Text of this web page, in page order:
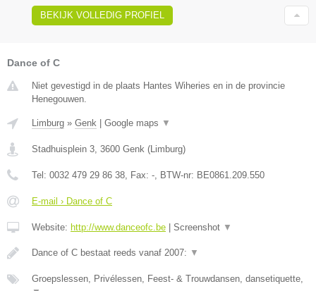
BEKIJK VOLLEDIG PROFIEL
Dance of C
Niet gevestigd in de plaats Hantes Wiheries en in de provincie
Henegouwen.
Limburg » Genk | Google maps ▼
Stadhuisplein 3 3600 Genk (Limburg)
Tel: 0032 479 29 86 38 , Fax: - , BTW-nr: BE0861.209.550
E-mail › Dance of C
Website: http://www.danceofc.be | Screenshot ▼
Dance of C bestaat reeds vanaf 2007: ▼
Groepslessen, Privélessen, Feest- & Trouwdansen, dansetiquette,